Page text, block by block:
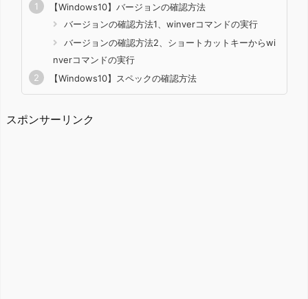
【Windows10】バージョンの確認方法
バージョンの確認方法1、winverコマンドの実行
バージョンの確認方法2、ショートカットキーからwi
nverコマンドの実行
【Windows10】スペックの確認方法
スポンサーリンク